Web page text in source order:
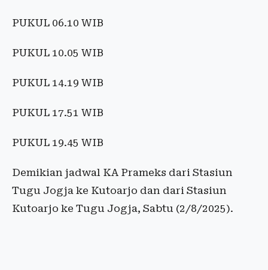
PUKUL 06.10 WIB
PUKUL 10.05 WIB
PUKUL 14.19 WIB
PUKUL 17.51 WIB
PUKUL 19.45 WIB
Demikian jadwal KA Prameks dari Stasiun
Tugu Jogja ke Kutoarjo dan dari Stasiun
Kutoarjo ke Tugu Jogja, Sabtu (2/8/2025).